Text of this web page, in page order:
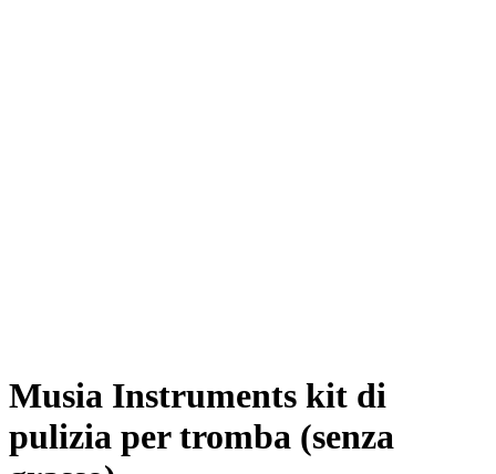
Musia Instruments kit di
pulizia per tromba (senza